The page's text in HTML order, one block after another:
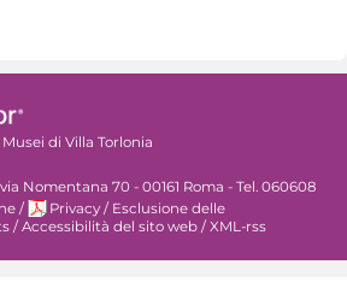
Musei di Villa Torlonia
Nomentana 70 - 00161 Roma - Tel. 060608
/ Privacy / Esclusione delle
/ Accessibilità del sito web / XML-rss